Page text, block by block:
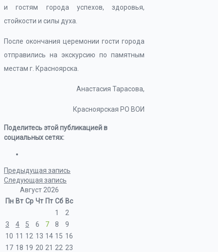
и гостям города успехов, здоровья,
стойкости и силы духа.
После окончания церемонии гости города
отправились на экскурсию по памятным
местам г. Красноярска.
Анастасия Тарасова,
Красноярская РО ВОИ
Поделитесь этой публикацией в
социальных сетях:
Предыдущая запись
Следующая запись
Август 2026
Пн Вт Ср Чт Пт Сб Вс
1
2
3
4 5 6 7 8
9
10 11 12 13 14 15 16
17 18 19 20 21 22 23